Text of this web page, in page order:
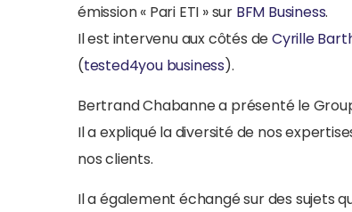
émission « Pari ETI » sur BFM Business.
Il est intervenu aux côtés deCyrille
(tested4you business).
Bertrand Chabanne a présenté le
Il a expliqué la diversité de nos
nos clients.
Il a également échangé sur des sujets